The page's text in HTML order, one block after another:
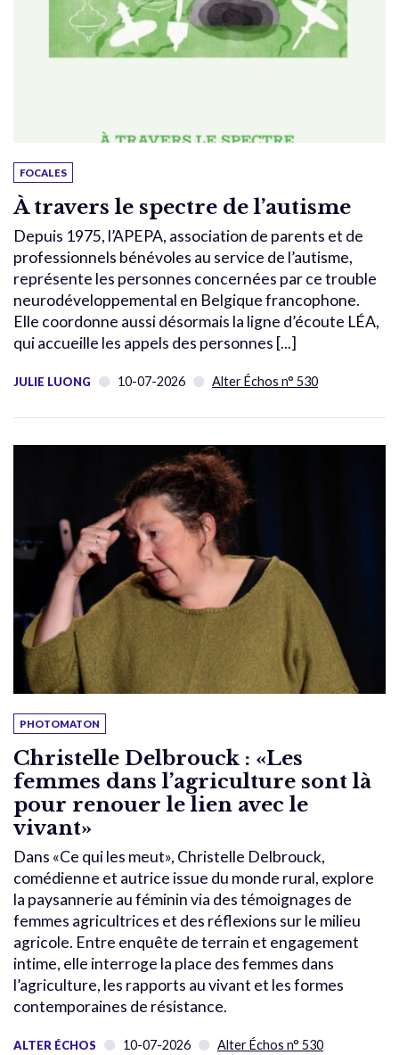
FOCALES
À travers le spectre de l’autisme
Depuis 1975, l’APEPA, association de parents et de
professionnels bénévoles au service de l’autisme,
représente les personnes concernées par ce trouble
neurodéveloppemental en Belgique francophone.
Elle coordonne aussi désormais la ligne d’écoute LÉA,
qui accueille les appels des personnes [...]
JULIE LUONG 10-07-2026 Alter Échos n° 530
PHOTOMATON
Christelle Delbrouck : «Les
femmes dans l’agriculture sont là
pour renouer le lien avec le
vivant»
Dans «Ce qui les meut», Christelle Delbrouck,
comédienne et autrice issue du monde rural, explore
la paysannerie au féminin via des témoignages de
femmes agricultrices et des réflexions sur le milieu
agricole. Entre enquête de terrain et engagement
intime, elle interroge la place des femmes dans
l’agriculture, les rapports au vivant et les formes
contemporaines de résistance.
ALTER ÉCHOS 10-07-2026 Alter Échos n° 530